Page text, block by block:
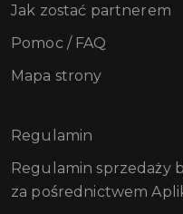
Jak zostać partnerem
Pomoc / FAQ
Mapa strony
Regulamin
Regulamin sprzedaży
za pośrednictwem